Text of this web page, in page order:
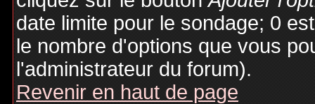
date limite pour le sondage; 0
le nombre d'options que vous
l'administrateur du forum).
Revenir en haut de page